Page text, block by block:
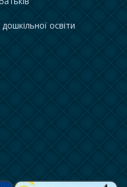
освіти